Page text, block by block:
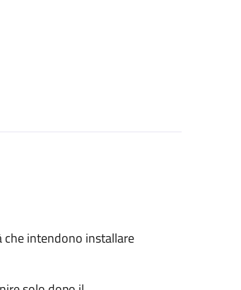
intendono installare